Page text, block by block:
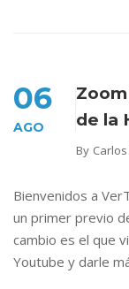
06
AGO
de la
By
Bienvenidos a
un primer previo
cambio es el que
Youtube y darle